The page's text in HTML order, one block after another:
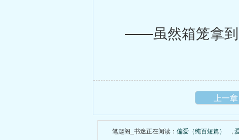
——虽然箱笼拿到
上一章
笔趣阁_书迷正在阅读： 偏爱（纯百短篇） ,